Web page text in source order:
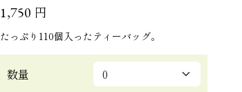
1,750 円
たっぷり110個入ったティーバッグ。
数量